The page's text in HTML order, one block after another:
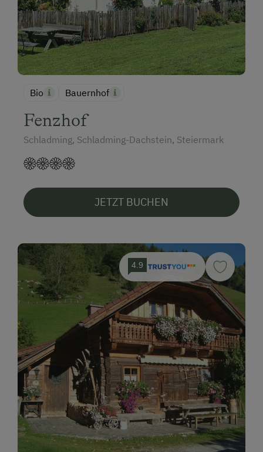
Bio Bauernhof
Fenzhof
Schladming, Schladming-Dachstein, Steiermark
JETZT BUCHEN
4.9